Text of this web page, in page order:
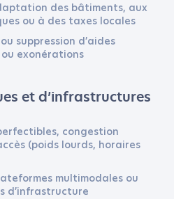
des bâtiments, aux
ou à des taxes locales
suppression d’aides
exonérations
et d’infrastructures
congestion
(poids lourds, horaires
multimodales ou
d’infrastructure